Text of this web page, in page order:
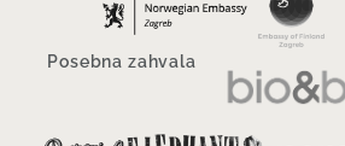
Posebna zahvala